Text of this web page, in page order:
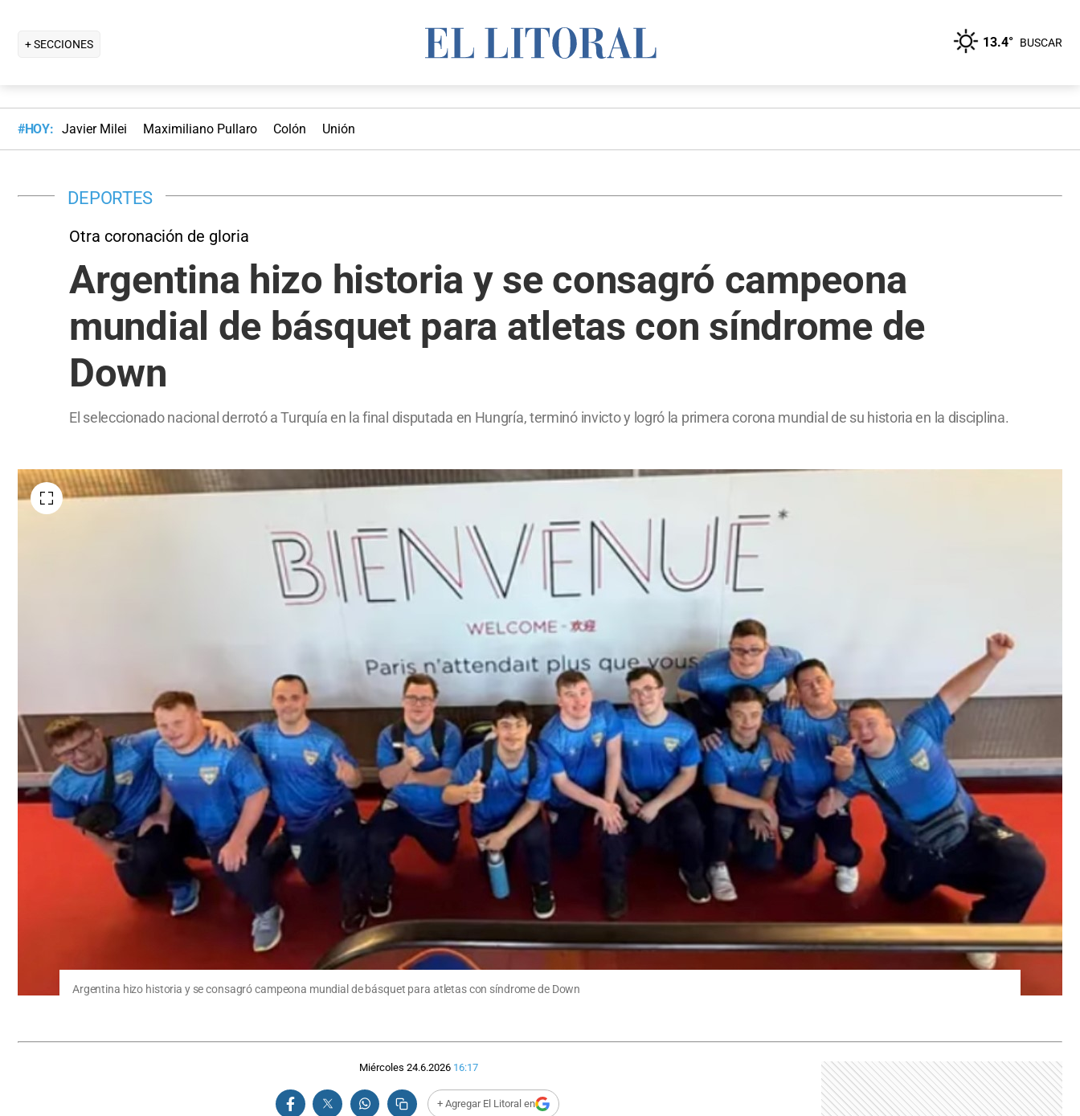
+ SECCIONES 13.4° BUSCAR
#HOY: Javier Milei Maximiliano Pullaro Colón Unión
DEPORTES
Otra coronación de gloria
Argentina hizo historia y se consagró campeona
mundial de básquet para atletas con síndrome de
Down
El seleccionado nacional derrotó a Turquía en la final disputada en Hungría, terminó invicto y logró la primera corona mundial de su historia en la disciplina.
Argentina hizo historia y se consagró campeona mundial de básquet para atletas con síndrome de Down
Miércoles 24.6.2026 16:17
+ Agregar El Litoral en